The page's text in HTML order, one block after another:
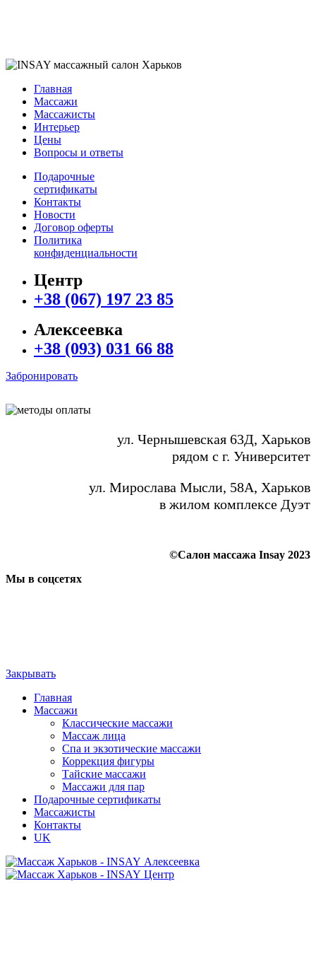
Главная
Массажи
Массажисты
Интерьер
Цены
Вопросы и ответы
Подарочные
сертификаты
Контакты
Новости
Договор оферты
Политика
конфиденциальности
Центр
+38 (067) 197 23 85
Алексеевка
+38 (093) 031 66 88
Забронировать
ул. Чернышевская 63Д, Харьков
рядом с г. Университет
ул. Мирослава Мысли, 58А, Харьков
в жилом комплексе Дуэт
©Салон массажа Insay 2023
Мы в соцсетях
Закрывать
Главная
Массажи
Классические массажи
Массаж лица
Спа и экзотические массажи
Коррекция фигуры
Тайские массажи
Массажи для пар
Подарочные сертификаты
Массажисты
Контакты
UK
Алексеевка
Центр